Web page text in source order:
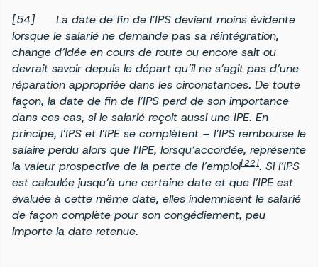
[54] La date de fin de l’IPS devient moins évidente
lorsque le salarié ne demande pas sa réintégration,
change d’idée en cours de route ou encore sait ou
devrait savoir depuis le départ qu’il ne s’agit pas d’une
réparation appropriée dans les circonstances. De toute
façon, la date de fin de l’IPS perd de son importance
dans ces cas, si le salarié reçoit aussi une IPE. En
principe, l’IPS et l’IPE se complètent – l’IPS rembourse le
salaire perdu alors que l’IPE, lorsqu’accordée, représente
la valeur prospective de la perte de l’emploi[22]. Si l’IPS
est calculée jusqu’à une certaine date et que l’IPE est
évaluée à cette même date, elles indemnisent le salarié
de façon complète pour son congédiement, peu
importe la date retenue.